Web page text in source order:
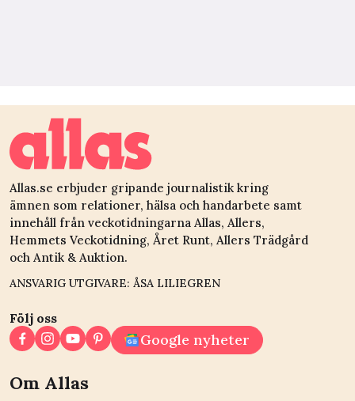
Allas.se erbjuder gripande journalistik kring
ämnen som relationer, hälsa och handarbete samt
innehåll från veckotidningarna Allas, Allers,
Hemmets Veckotidning, Året Runt, Allers Trädgård
och Antik & Auktion.
ANSVARIG UTGIVARE: ÅSA LILIEGREN
Följ oss
Google nyheter
Om Allas